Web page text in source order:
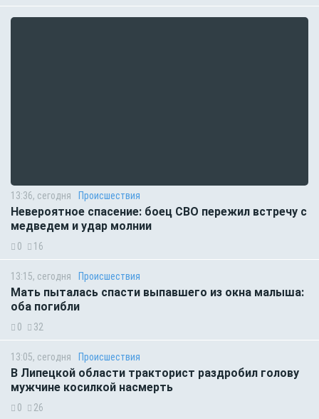
13:36, сегодня Происшествия
Невероятное спасение: боец СВО пережил встречу с
медведем и удар молнии
0 16
13:15, сегодня Происшествия
Мать пыталась спасти выпавшего из окна малыша:
оба погибли
0 32
13:05, сегодня Происшествия
В Липецкой области тракторист раздробил голову
мужчине косилкой насмерть
0 26